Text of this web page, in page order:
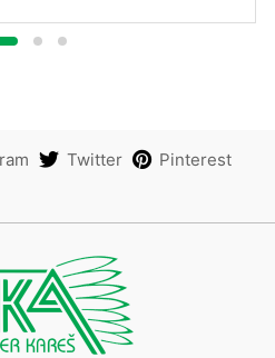
Twitter Pinterest